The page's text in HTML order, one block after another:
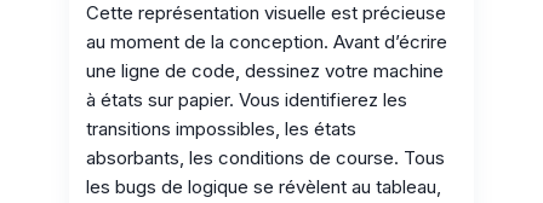
Cette représentation visuelle est précieuse
au moment de la conception. Avant d’écrire
une ligne de code, dessinez votre machine
à états sur papier. Vous identifierez les
transitions impossibles, les états
absorbants, les conditions de course. Tous
les bugs de logique se révèlent au tableau,